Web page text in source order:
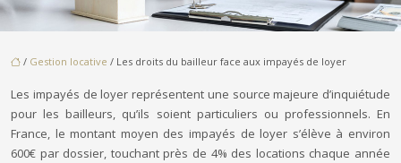
/ Gestion locative / Les droits du bailleur face aux impayés de loyer
Les impayés de loyer représentent une source majeure d’inquiétude
pour les bailleurs, qu’ils soient particuliers ou professionnels. En
France, le montant moyen des impayés de loyer s’élève à environ
600€ par dossier, touchant près de 4% des locations chaque année